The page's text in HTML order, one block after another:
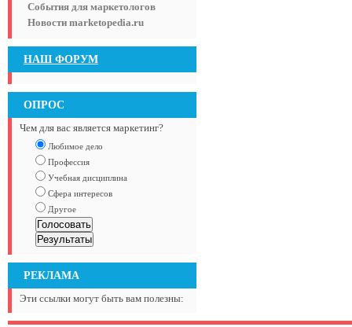
События для маркетологов
Новости marketopedia.ru
НАШ ФОРУМ
ОПРОС
Чем для вас является маркетинг?
Любимое дело
Профессия
Учебная дисциплина
Сфера интересов
Другое
РЕКЛАМА
Эти ссылки могут быть вам полезны: